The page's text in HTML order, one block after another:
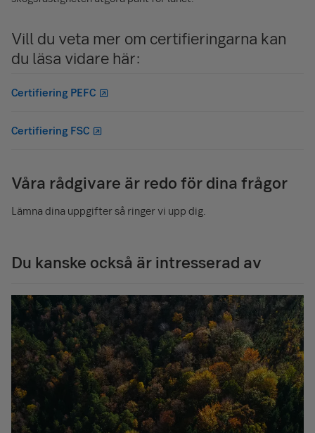
Vill du veta mer om certifieringarna kan
du läsa vidare här:
Certifiering PEFC
Certifiering FSC
Våra rådgivare är redo för dina frågor
Lämna dina uppgifter så ringer vi upp dig.
Du kanske också är intresserad av